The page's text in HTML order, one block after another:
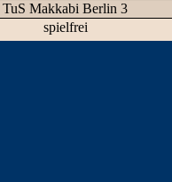
TuS Makkabi Berlin 3
spielfrei